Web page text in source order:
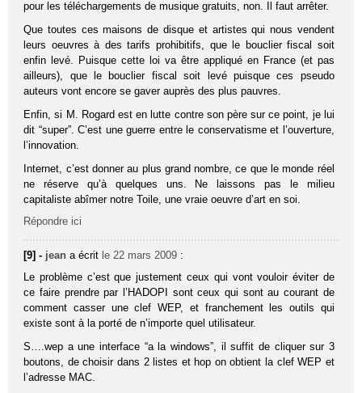
pour les téléchargements de musique gratuits, non. Il faut arrêter.
Que toutes ces maisons de disque et artistes qui nous vendent
leurs oeuvres à des tarifs prohibitifs, que le bouclier fiscal soit
enfin levé. Puisque cette loi va être appliqué en France (et pas
ailleurs), que le bouclier fiscal soit levé puisque ces pseudo
auteurs vont encore se gaver auprès des plus pauvres.
Enfin, si M. Rogard est en lutte contre son père sur ce point, je lui
dit “super”. C’est une guerre entre le conservatisme et l’ouverture,
l’innovation.
Internet, c’est donner au plus grand nombre, ce que le monde réel
ne réserve qu’à quelques uns. Ne laissons pas le milieu
capitaliste abîmer notre Toile, une vraie oeuvre d’art en soi.
Répondre ici
[9] - jean a écrit le 22 mars 2009 :
Le problème c’est que justement ceux qui vont vouloir éviter de
ce faire prendre par l’HADOPI sont ceux qui sont au courant de
comment casser une clef WEP, et franchement les outils qui
existe sont à la porté de n’importe quel utilisateur.
S….wep a une interface “a la windows”, il suffit de cliquer sur 3
boutons, de choisir dans 2 listes et hop on obtient la clef WEP et
l’adresse MAC.